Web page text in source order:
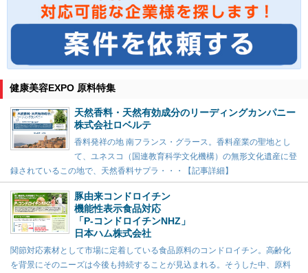
健康美容EXPO 原料特集
天然香料・天然有効成分のリーディングカンパニー
株式会社ロベルテ
香料発祥の地 南フランス・グラース。香料産業の聖地とし
て、ユネスコ（国連教育科学文化機構）の無形文化遺産に登
録されているこの地で、天然香料サプラ・・・【記事詳細】
豚由来コンドロイチン
機能性表示食品対応
「P-コンドロイチンNHZ」
日本ハム株式会社
関節対応素材として市場に定着している食品原料のコンドロイチン。高齢化
を背景にそのニーズは今後も持続することが見込まれる。そうした中、原料